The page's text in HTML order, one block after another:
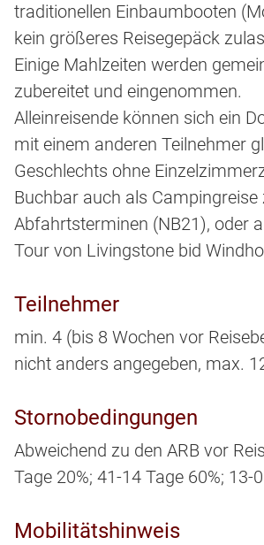
traditionellen Einbaumbooten
kein größeres Reisegepäck
Einige Mahlzeiten werden
zubereitet und eingenommen.
Alleinreisende können sich ein
mit einem anderen Teilnehmer
Geschlechts ohne
Buchbar auch als Campingreise
Abfahrtsterminen (NB21), oder
Tour von Livingstone bid
Teilnehmer
min. 4 (bis 8 Wochen vor
nicht anders angegeben, max.
Stornobedingungen
Abweichend zu den ARB vor
Tage 20%; 41-14 Tage 60%; 13-
Mobilitätshinweis